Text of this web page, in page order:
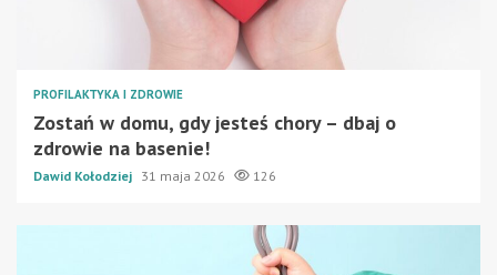
PROFILAKTYKA I ZDROWIE
Zostań w domu, gdy jesteś chory – dbaj o
zdrowie na basenie!
Dawid Kołodziej 31 maja 2026 126